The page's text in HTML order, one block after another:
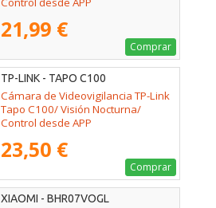
21,99 €
Comprar
TP-LINK - TAPO C100
Cámara de Videovigilancia TP-Link
Tapo C100/ Visión Nocturna/
Control desde APP
23,50 €
Comprar
XIAOMI - BHR07VOGL